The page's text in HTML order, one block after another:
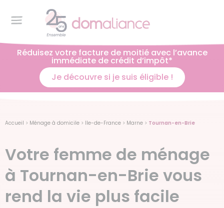
Réduisez votre facture de moitié avec l’avance
immédiate de crédit d’impôt*
Je découvre si je suis éligible !
Accueil > Ménage à domicile > Ile-de-France > Marne > Tournan-en-Brie
Votre femme de ménage
à Tournan-en-Brie vous
rend la vie plus facile